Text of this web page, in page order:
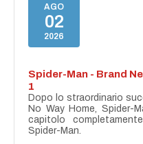
AGO
02
2026
Spider-Man - Brand
1
Dopo lo straordinario
No Way Home, Spider-
capitolo
Spider-Man.